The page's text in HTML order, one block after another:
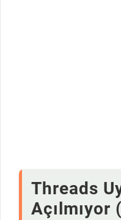
Threads
Açılmıyor